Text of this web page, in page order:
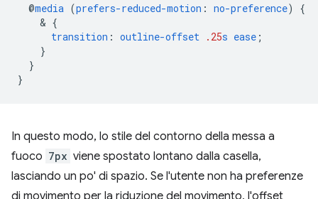
@media (prefers-reduced-motion : no-preference)
{
    &
{
transition : outline-offset .25s ease ;
}
}
}
In questo modo, lo stile del contorno della messa a
fuoco 7px viene spostato lontano dalla casella,
lasciando un po' di spazio. Se l'utente non ha preferenze
di movimento per la riduzione del movimento, l'offset